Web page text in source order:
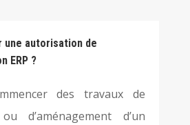
une autorisation de
ERP ?
des travaux de
d’aménagement d’un